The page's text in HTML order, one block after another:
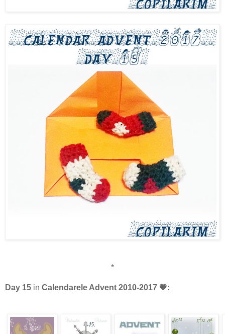
*
Day 15 in Calendarele Advent 2010-2017 💗: